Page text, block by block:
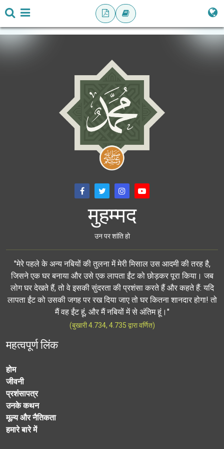
मुहम्मद
उन पर शांति हो
"मेरे पहले के अन्य नबियों की तुलना में मेरी मिसाल उस आदमी की तरह है,
जिसने एक घर बनाया और उसे एक लापता ईंट को छोड़कर पूरा किया। जब
लोग घर देखते हैं, तो वे इसकी सुंदरता की प्रशंसा करते हैं और कहते हैं: यदि
लापता ईंट को उसकी जगह पर रख दिया जाए तो घर कितना शानदार होगा! तो
मैं वह ईंट हूं, और मैं नबियों में से अंतिम हूं।"
(बुखारी 4.734, 4.735 द्वारा वर्णित)
महत्वपूर्ण लिंक
होम
जीवनी
प्रशंसापत्र
उनके कथन
मूल्य और नैतिकता
हमारे बारे में